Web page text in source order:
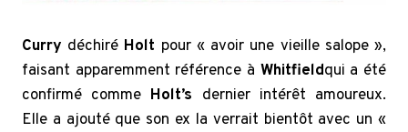
Curry déchiré Holt pour « avoir une vieille salope »,
faisant apparemment référence à Whitfieldqui a été
confirmé comme Holt’s dernier intérêt amoureux.
Elle a ajouté que son ex la verrait bientôt avec un «